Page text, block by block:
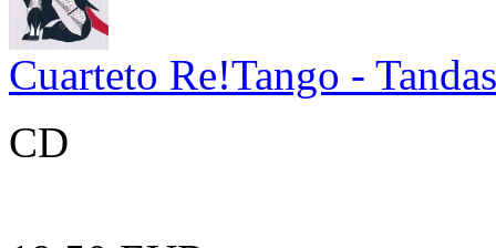
Cuarteto Re!Tango - Tandas
CD